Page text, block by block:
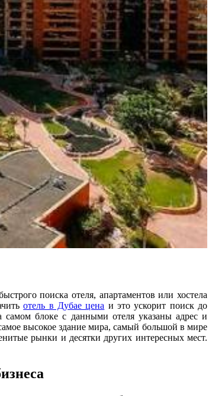
поиска отеля, апартаментов или хостела
отель в Дубае цена и это ускорит поиск до
самом блоке с данными отеля указаны адрес и
высокое здание мира, самый большой в мире
рынки и десятки других интересных мест.